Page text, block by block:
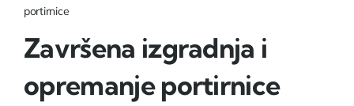
portirnice
Završena izgradnja i
opremanje portirnice